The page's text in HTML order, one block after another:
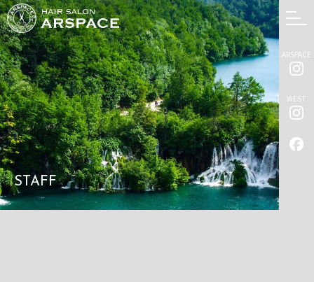
ARSPACE
WEST
STAFF